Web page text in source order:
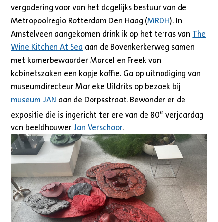
vergadering voor van het dagelijks bestuur van de
Metropoolregio Rotterdam Den Haag (MRDH). In
Amstelveen aangekomen drink ik op het terras van The
Wine Kitchen At Sea aan de Bovenkerkerweg samen
met kamerbewaarder Marcel en Freek van
kabinetszaken een kopje koffie. Ga op uitnodiging van
museumdirecteur Marieke Uildriks op bezoek bij
museum JAN aan de Dorpsstraat. Bewonder er de
expositie die is ingericht ter ere van de 80e verjaardag
van beeldhouwer Jan Verschoor.